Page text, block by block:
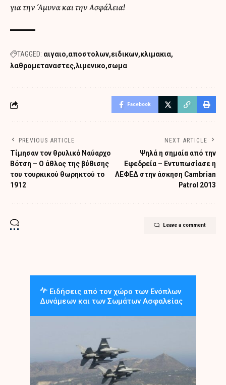
για την Άμυνα και την Ασφάλεια!
TAGGED: αιγαιο αποστολων ειδικων κλιμακια
λαθρομεταναστες λιμενικο σωμα
Facebook
PREVIOUS ARTICLE
Τίμησαν τον θρυλικό Ναύαρχο
Βότση – Ο άθλος της βύθισης
του τουρκικού θωρηκτού το
1912
NEXT ARTICLE
Ψηλά η σημαία από την
Εφεδρεία – Εντυπωσίασε η
ΛΕΦΕΔ στην άσκηση Cambrian
Patrol 2013
Leave a comment
Ειδήσεις από τον χώρο των Ενόπλων
Δυνάμεων και των Σωμάτων Ασφαλείας